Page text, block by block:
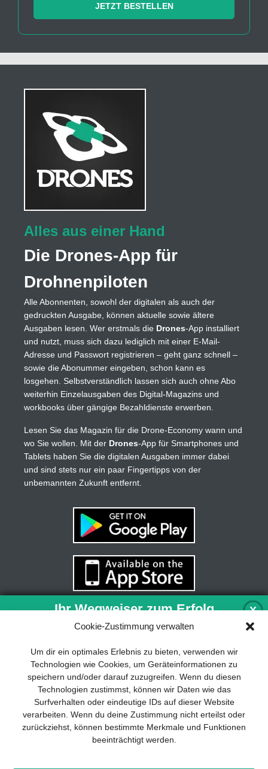
Cookie-Zustimmung verwalten
Um dir ein optimales Erlebnis zu bieten, verwenden wir
Technologien wie Cookies, um Geräteinformationen zu
speichern und/oder darauf zuzugreifen. Wenn du diesen
Technologien zustimmst, können wir Daten wie das
Surfverhalten oder eindeutige IDs auf dieser Website
verarbeiten. Wenn du deine Zustimmung nicht erteilst oder
zurückziehst, können bestimmte Merkmale und Funktionen
beeinträchtigt werden.
JETZT BESTELLEN
Alles aus einer Hand
Die Drones-App für
Drohnenpiloten
Alle Abonnenten, sowohl der digitalen als auch der
gedruckten Ausgabe, können aktuelle sowie ältere
Ausgaben lesen. Wer erstmals die Drones-App installiert
und nutzt, muss sich dazu lediglich mit einer E-Mail-
Adresse und Passwort registrieren – geht ganz schnell –
sowie die Abonummer eingeben, schon kann es
losgehen. Selbstverständlich lassen sich auch ohne Abo
weiterhin Einzelausgaben des Digital-Magazins und
workbooks über gängige Bezahldienste erwerben.
Lesen Sie das Magazin für die Drone-Economy wann und
wo Sie wollen. Mit der Drones-App für Smartphones und
Tablets haben Sie die digitalen Ausgaben immer dabei
und sind stets nur ein paar Fingertipps von der
unbemannten Zukunft entfernt.
X
Ihr Wegweiser zum Erfolg
nachhaltigen Geschäftsmodells sind für
jedes Unternehmen unverzichtbar. Das
Business Model Canvas hilft, sich dabei
auf das Wesentliche zu konzentrieren
und stets im Blick zu behalten, worauf es
wirklich ankommt.
Abonnieren Sie unseren kostenlosen